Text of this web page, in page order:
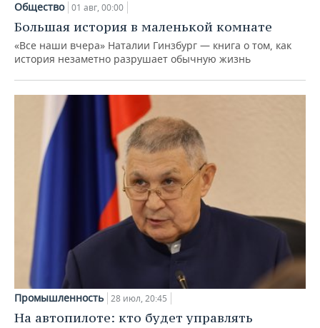
Общество 01 авг, 00:00
Большая история в маленькой комнате
«Все наши вчера» Наталии Гинзбург — книга о том, как
история незаметно разрушает обычную жизнь
Промышленность 28 июл, 20:45
На автопилоте: кто будет управлять